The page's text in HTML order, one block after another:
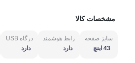
مشخصات کالا
سایز صفحه
43 اینچ
رابط هوشمند
دارد
درگاه USB
دارد